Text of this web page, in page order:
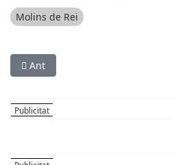
Molins de Rei
Article anterior: CULTURA: Tot a
Ant